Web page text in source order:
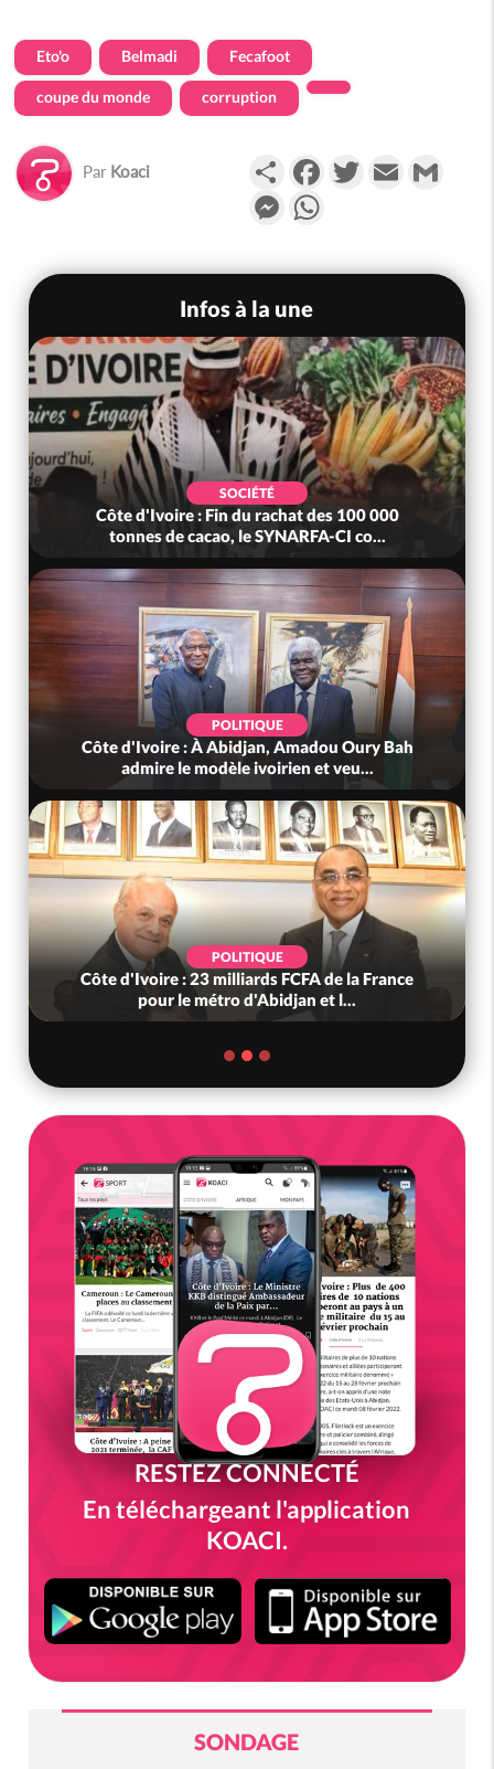
Eto'o Belmadi Fecafoot
coupe du monde corruption
Par Koaci PartagerFacebookTwitterEmail
Messenger
Infos à la une
SOCIÉTÉ
Côte d'Ivoire : Fin du rachat des 100 000
tonnes de cacao, le SYNARFA-CI co...
POLITIQUE
Côte d'Ivoire : À Abidjan, Amadou Oury Bah
admire le modèle ivoirien et veu...
POLITIQUE
Côte d'Ivoire : 23 milliards FCFA de la France
pour le métro d'Abidjan et l...
RESTEZ CONNECTÉ
En téléchargeant l'application
KOACI.
SONDAGE